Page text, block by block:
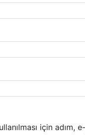
için